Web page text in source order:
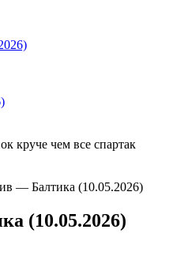
круче чем все спартак
— Балтика (10.05.2026)
(10.05.2026)